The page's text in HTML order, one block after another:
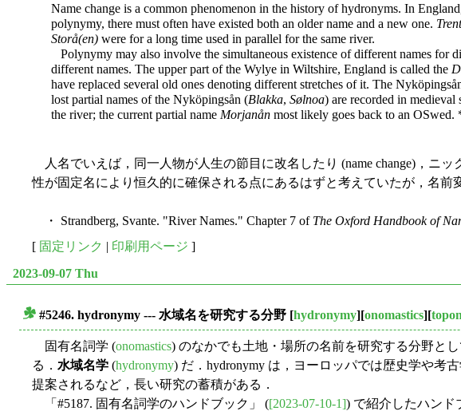
Name change is a common phenomenon in the history of hydronyms. In
polynymy, there must often have existed both an older name and a new one. Trent
Storå(en) were for a long time used in parallel for the same river.
Polynymy may also involve the simultaneous existence of different names for
different names. The upper part of the Wylye in Wiltshire, England is called the
have replaced several old ones denoting different stretches of it. The
lost partial names of the Nyköpingsån (Blakka, Sølnoa) are recorded in
the river; the current partial name Morjanån most likely goes back to an OSwed.
人名でいえば，同一人物が人生の節目に改名したり (name change)，ニ
性が固定名により恒久的に確保される点にあるはずと考えていたが，名
・ Strandberg, Svante. "River Names." Chapter 7 of The Oxford Handbook of
[ 固定リンク | 印刷用ページ ]
2023-09-07 Thu
#5246. hydronymy --- 水域名を研究する分野 [hydronymy][onomastics][
固有名詞学 (onomastics) のなかでも土地・場所の名前を研究する分野と
る． 水域名学 (hydronymy) だ．hydronymy は，ヨーロッパでは歴史学や考
提案されるなど，長い研究の蓄積がある．
「#5187. 固有名詞学のハンドブック」 ([2023-07-10-1]) で紹介したハンド